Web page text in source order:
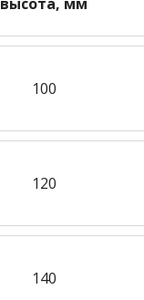
100
120
140